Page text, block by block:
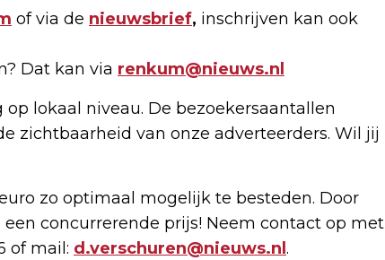
of via de nieuwsbrief, inschrijven kan ook
Dat kan via renkum@nieuws.nl
lokaal niveau. De bezoekersaantallen
zichtbaarheid van onze adverteerders. Wil jij
zo optimaal mogelijk te besteden. Door
concurrerende prijs! Neem contact op met
of mail: d.verschuren@nieuws.nl .